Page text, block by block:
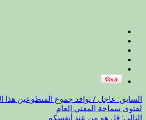
السابق:
لفتوى سماحة المفتي العام
التالي: قل هو من عند أنفسكم